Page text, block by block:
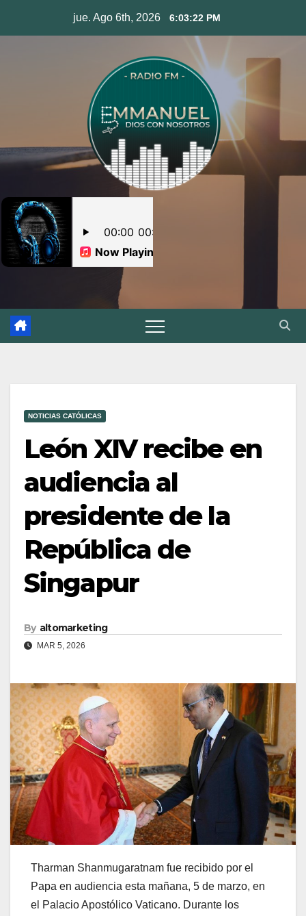
jue. Ago 6th, 2026 6:03:22 PM
NOTICIAS CATÓLICAS
León XIV recibe en
audiencia al
presidente de la
República de
Singapur
By altomarketing
MAR 5, 2026
Tharman Shanmugaratnam fue recibido por el
Papa en audiencia esta mañana, 5 de marzo, en
el Palacio Apostólico Vaticano. Durante los